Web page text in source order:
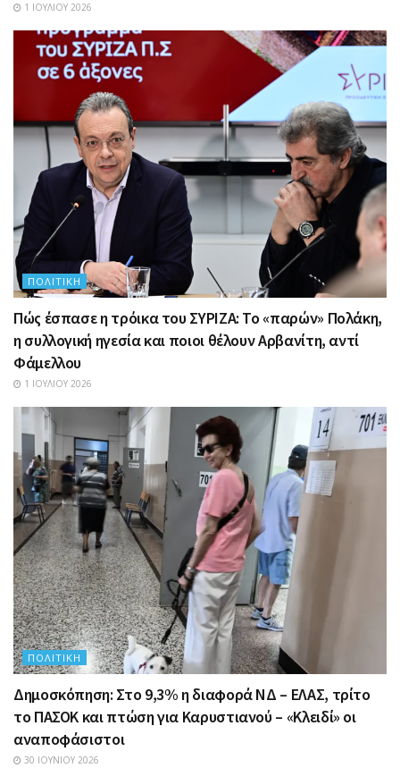
1 ΙΟΥΛΊΟΥ 2026
ΠΟΛΙΤΙΚΉ
Πώς έσπασε η τρόικα του ΣΥΡΙΖΑ: Το «παρών» Πολάκη,
η συλλογική ηγεσία και ποιοι θέλουν Αρβανίτη, αντί
Φάμελλου
1 ΙΟΥΛΊΟΥ 2026
ΠΟΛΙΤΙΚΉ
Δημοσκόπηση: Στο 9,3% η διαφορά ΝΔ – ΕΛΑΣ, τρίτο
το ΠΑΣΟΚ και πτώση για Καρυστιανού – «Κλειδί» οι
αναποφάσιστοι
30 ΙΟΥΝΊΟΥ 2026